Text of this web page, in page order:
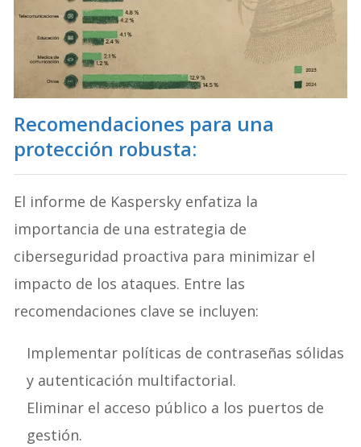
Recomendaciones para una
protección robusta:
El informe de Kaspersky enfatiza la
importancia de una estrategia de
ciberseguridad proactiva para minimizar el
impacto de los ataques. Entre las
recomendaciones clave se incluyen:
Implementar políticas de contraseñas sólidas
y autenticación multifactorial.
Eliminar el acceso público a los puertos de
gestión.